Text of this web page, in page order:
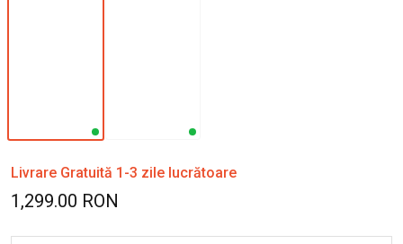
Livrare Gratuită 1-3 zile lucrătoare
1,299.00 RON